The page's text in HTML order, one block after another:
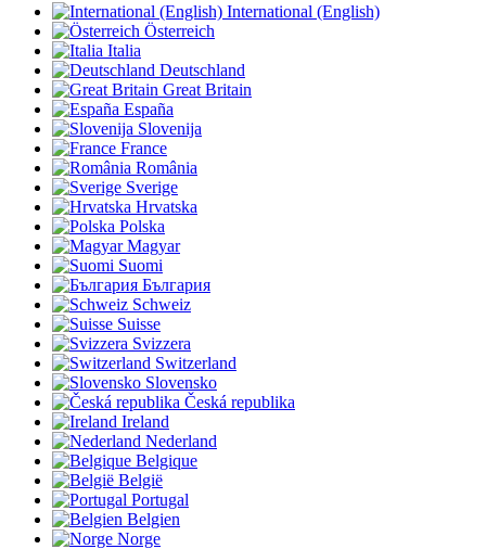
International (English)
Österreich
Italia
Deutschland
Great Britain
España
Slovenija
France
România
Sverige
Hrvatska
Polska
Magyar
Suomi
България
Schweiz
Suisse
Svizzera
Switzerland
Slovensko
Česká republika
Ireland
Nederland
Belgique
België
Portugal
Belgien
Norge